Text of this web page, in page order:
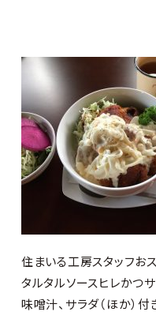
住まいる工房スタッ
タルタルソースヒレかつ
味噌汁、サラダ（ほか）付